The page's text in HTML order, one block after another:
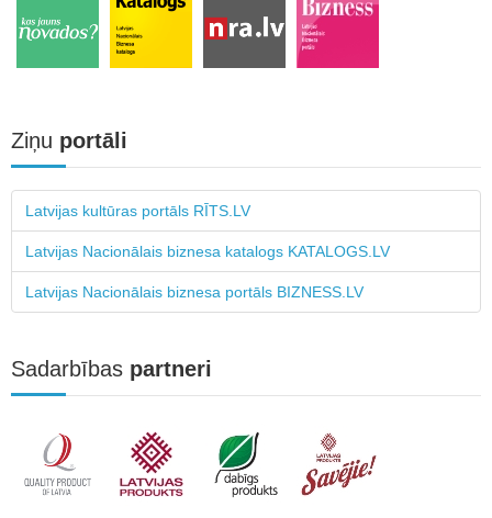
Ziņu portāli
Latvijas kultūras portāls RĪTS.LV
Latvijas Nacionālais biznesa katalogs KATALOGS.LV
Latvijas Nacionālais biznesa portāls BIZNESS.LV
Sadarbības partneri